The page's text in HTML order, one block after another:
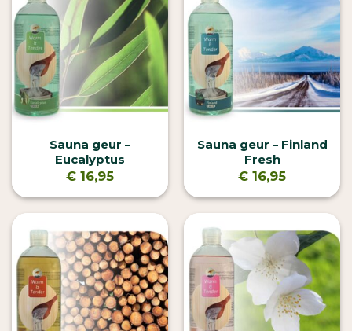
Sauna geur –
Eucalyptus
€ 16,95
Sauna geur – Finland
Fresh
€ 16,95